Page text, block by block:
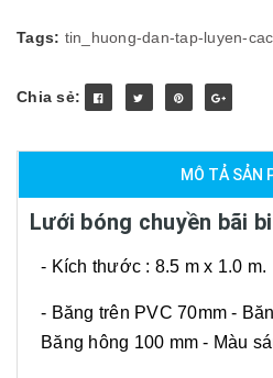
Tags: tin_huong-dan-tap-luyen-
Chia sẻ:
MÔ TẢ SẢN
Lưới bóng chuyền bãi
- Kích thước : 8.5 m x 1.0 m.
- Băng trên PVC 70mm -
Băng hông 100 mm - Màu